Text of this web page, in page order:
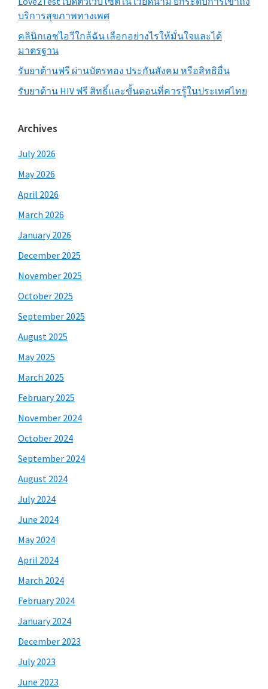
บริการสุขภาพทางเพศ
คลินิกเอชไอวีใกล้ฉัน เลือกอย่างไรให้มั่นใจและได้
มาตรฐาน
รับยาต้านฟรี ผ่านบัตรทอง ประกันสังคม หรือสิทธิอื่น
รับยาต้าน HIV ฟรี สิทธิ์และขั้นตอนที่ควรรู้ในประเทศไทย
Archives
July 2026
May 2026
April 2026
March 2026
January 2026
December 2025
November 2025
October 2025
September 2025
August 2025
May 2025
March 2025
February 2025
November 2024
October 2024
September 2024
August 2024
July 2024
June 2024
May 2024
April 2024
March 2024
February 2024
January 2024
December 2023
July 2023
June 2023